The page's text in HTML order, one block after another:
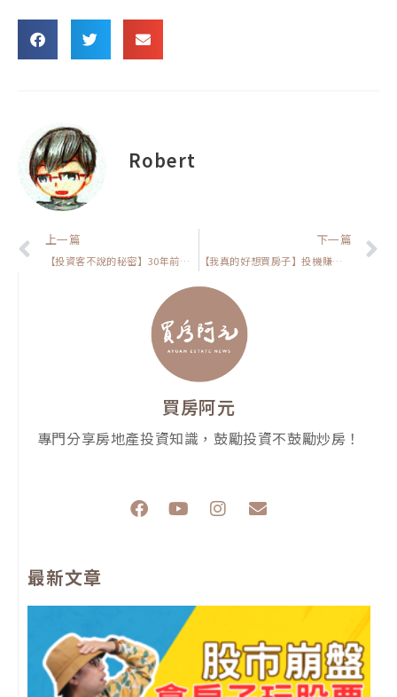
Robert
上一頁
上一篇
【投資客不說的秘密】30年前買房，現在變成資產階級的關鍵原因揭露！
下一篇
【我真的好想買房子】投機賺房夢？37歲水電師傅賠光300萬的真實故事！
買房阿元
專門分享房地產投資知識，鼓勵投資不鼓勵炒房！
F
a
o
Y
e
I
r
m
E
p
最新文章